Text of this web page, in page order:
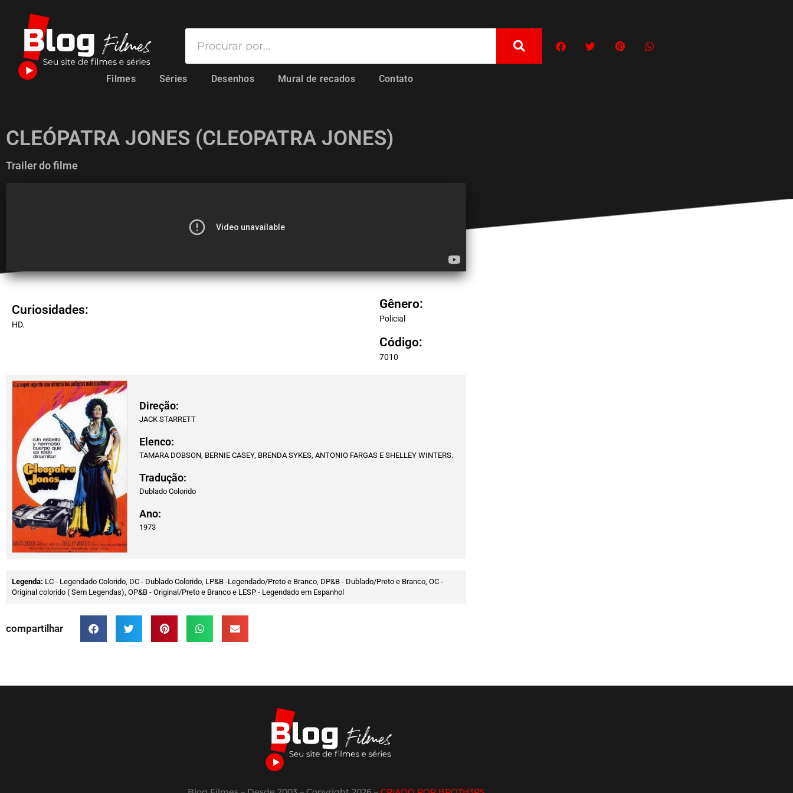
Filmes Séries Desenhos Mural de recados Contato
CLEÓPATRA JONES (CLEOPATRA JONES)
Trailer do filme
Curiosidades:
HD.
Gênero:
Policial
Código:
7010
Direção:
JACK STARRETT
Elenco:
TAMARA DOBSON, BERNIE CASEY, BRENDA SYKES, ANTONIO FARGAS E SHELLEY WINTERS.
Tradução:
Dublado Colorido
Ano:
1973
Legenda: LC - Legendado Colorido, DC - Dublado Colorido, LP&B -Legendado/Preto e Branco, DP&B - Dublado/Preto e Branco, OC -
Original colorido ( Sem Legendas), OP&B - Original/Preto e Branco e LESP - Legendado em Espanhol
compartilhar